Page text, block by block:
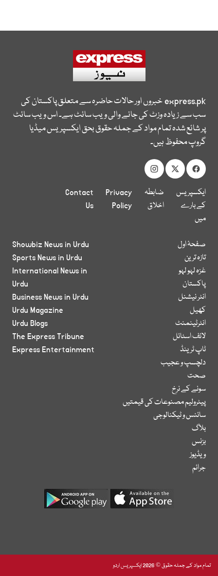
express.pkخبروں اور حالات حاضرہ سے متعلق پاکستان کی
سب سے زیادہ وزٹ کی جانے والی ویب سائٹ ہے۔ اس ویب سائٹ
پر شائع شدہ تمام مواد کے جملہ حقوق بحق ایکسپریس میڈیا
گروپ محفوظ ہیں۔
ایکسپریس
کے بارے
میں
ضابطہ
اخلاق
Privacy
Policy
Contact
Us
صفحۂ اول
تازہ ترین
غزہ لہو لہو
پاکستان
انٹر نیشنل
کھیل
انٹرٹینمنٹ
لائف اسٹائل
ٹاپ ٹرینڈ
دلچسپ و عجیب
صحت
سونے کے نرخ
پیٹرولیم مصنوعات کی قیمتیں
سائنس و ٹیکنالوجی
بلاگ
بزنس
ویڈیوز
جرائم
Showbiz News in Urdu
Sports News in Urdu
International News in
Urdu
Business News in Urdu
Urdu Magazine
Urdu Blogs
The Express Tribune
Express Entertainment
تمام مواد کے جملہ حقوق © 2026 ایکسپریس اردو